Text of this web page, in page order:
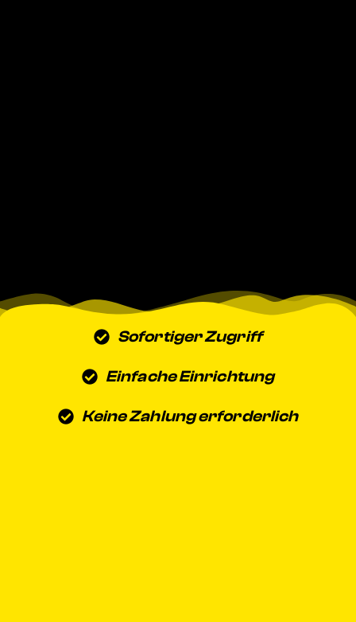
Sofortiger Zugriff
Einfache Einrichtung
Keine Zahlung erforderlich